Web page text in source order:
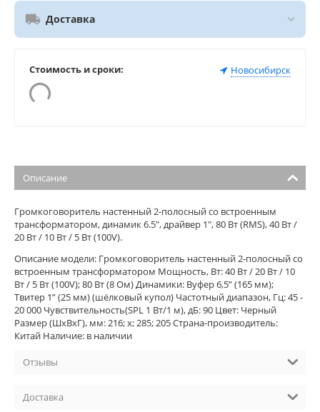
Доставка
Стоимость и сроки: Новосибирск
Описание
Громкоговоритель настенный 2-полосный со встроенным
трансформатором, динамик 6.5", драйвер 1", 80 Вт (RMS), 40 Вт /
20 Вт / 10 Вт / 5 Вт (100V).
Описание модели: Громкоговоритель настенный 2-полосный со
встроенным трансформатором Мощность, Вт: 40 Вт / 20 Вт / 10
Вт / 5 Вт (100V); 80 Вт (8 Ом) Динамики: Вуфер 6,5” (165 мм);
Твитер 1” (25 мм) (шёлковый купол) Частотный диапазон, Гц: 45 -
20 000 Чувствительность(SPL 1 Вт/1 м), дБ: 90 Цвет: Черный
Размер (ШхВхГ), мм: 216; х; 285; 205 Страна-производитель:
Китай Наличие: в наличии
Отзывы
Доставка